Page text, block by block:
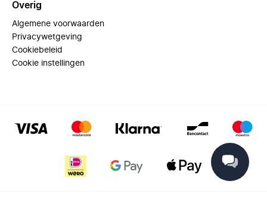
Overig
Algemene voorwaarden
Privacywetgeving
Cookiebeleid
Cookie instellingen